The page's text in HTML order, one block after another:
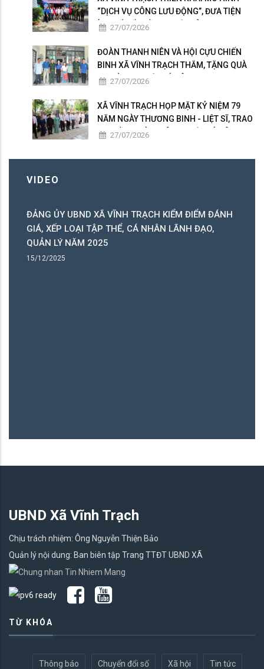
“DỊCH VỤ CÔNG LƯU ĐỘNG”, ĐƯA TIỆN
ÍCH SỐ ĐẾN GẦN NGƯỜI DÂN
27/07/2026
ĐOÀN THANH NIÊN VÀ HỘI CỰU CHIẾN
BINH XÃ VĨNH TRẠCH THĂM, TẶNG QUÀ
GIA ĐÌNH NGƯỜI CÓ CÔNG
27/07/2026
XÃ VĨNH TRẠCH HỌP MẶT KỶ NIỆM 79
NĂM NGÀY THƯƠNG BINH - LIỆT SĨ, TRAO
50 PHẦN QUÀ TRI ÂN NGƯỜI CÓ CÔNG
27/07/2026
VIDEO
ĐẢNG ỦY UBND XÃ VĨNH TRẠCH KIỂM ĐIỂM ĐÁNH
GIÁ, XẾP LOẠI TẬP THỂ, CÁ NHÂN LÃNH ĐẠO,
QUẢN LÝ NĂM 2025
15/12/2025
UBND Xã Vĩnh Trạch
Chịu trách nhiệm: Ông Nguyễn Thiện Bảo
Quản lý nội dung: Ban biên tập Trang TTĐT UBND XÃ
TỪ KHÓA
Thông báo Chuyển đổi số Xã hội Tin tức